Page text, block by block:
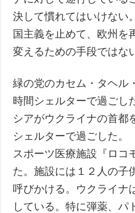
決して慣れてはいけない
国主義を止めて、欧州を
変えるための手段ではな
緑の党のカセム・タヘル
時間シェルターで過ごし
シアがウクライナの首都
シェルターで過ごした。
スポーツ医療施設『ロコ
た。施設には１２人の子
呼びかける。ウクライナ
している。特に弾薬、パ